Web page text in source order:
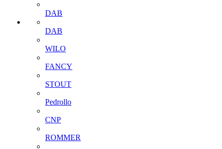
DAB
DAB
WILO
FANCY
STOUT
Pedrollo
CNP
ROMMER